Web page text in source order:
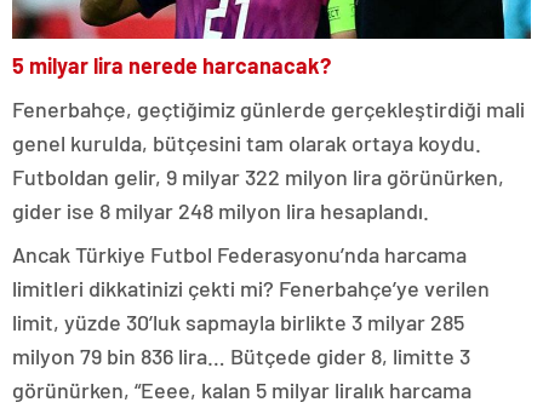
5 milyar lira nerede harcanacak?
Fenerbahçe, geçtiğimiz günlerde gerçekleştirdiği mali
genel kurulda, bütçesini tam olarak ortaya koydu.
Futboldan gelir, 9 milyar 322 milyon lira görünürken,
gider ise 8 milyar 248 milyon lira hesaplandı.
Ancak Türkiye Futbol Federasyonu’nda harcama
limitleri dikkatinizi çekti mi? Fenerbahçe’ye verilen
limit, yüzde 30’luk sapmayla birlikte 3 milyar 285
milyon 79 bin 836 lira… Bütçede gider 8, limitte 3
görünürken, “Eeee, kalan 5 milyar liralık harcama